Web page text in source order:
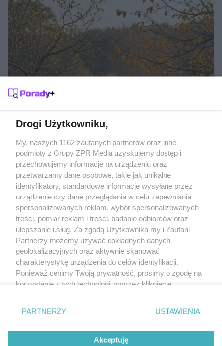
Żaden utwór zamieszczony w serwisie nie może być powielany i
rozpowszechniany lub dalej rozpowszechniany w jakikolwiek sposób
(w tym także elektroniczny lub mechaniczny) na jakimkolwiek polu
eksploatacji w jakiejkolwiek formie, włącznie z umieszczaniem w
Internecie bez pisemnej zgody właściciela praw. Jakiekolwiek użycie
lub wykorzystanie utworów w całości lub w części z naruszeniem
prawa, tzn. bez właściwej zgody, jest zabronione pod groźbą kary i
może być ścigane prawnie.
O nas
Informacje prawne
Nasze serwisy
Drogi Użytkowniku,
My, naszych 1162 zaufanych partnerów oraz inne
podmioty z Grupy ZPR Media uzyskujemy dostęp i
przechowujemy informacje na urządzeniu oraz
przetwarzamy dane osobowe, takie jak unikalne
identyfikatory, standardowe informacje wysyłane przez
urządzenie czy dane przeglądania w celu zapewniania
spersonalizowanych reklam, wybór spersonalizowanych
treści, pomiar reklam i treści, badanie odbiorców oraz
ulepszanie usług. Za zgodą Użytkownika my i Zaufani
Partnerzy możemy używać dokładnych danych
geolokalizacyjnych oraz aktywnie skanować
charakterystykę urządzenia do celów identyfikacji.
Ponieważ cenimy Twoją prywatność, prosimy o zgodę na
korzystanie z tych technologii poprzez kliknięcie
zmienić/wycofać klikając przycisk ustawień prywatności
znajdujący się w lewym dolnym rogu strony
rodzaje przetwarzania danych nie wymagają zgody
użytkownika, ale masz prawo sprzeciwić się takiemu
PARTNERZY USTAWIENIA
Akceptuję